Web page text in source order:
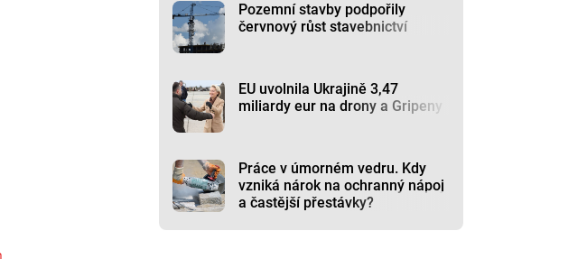
Pozemní stavby podpořily
červnový růst stavebnictví
EU uvolnila Ukrajině 3,47
miliardy eur na drony a Gripeny
Práce v úmorném vedru. Kdy
vzniká nárok na ochranný nápoj
a častější přestávky?